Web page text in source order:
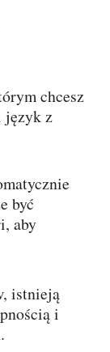
język z
być
aby
i